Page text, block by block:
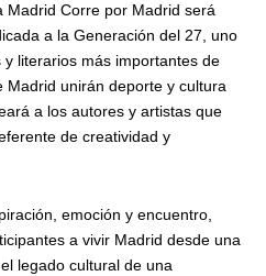
Madrid Corre por Madrid será
a la Generación del 27, uno
literarios más importantes de
Madrid unirán deporte y cultura
a los autores y artistas que
de creatividad y
emoción y encuentro,
a vivir Madrid desde una
legado cultural de una